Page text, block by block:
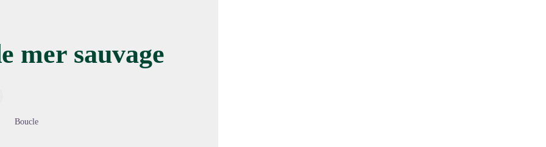
mer sauvage
Boucle